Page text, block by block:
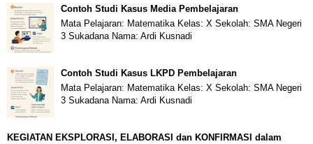
Contoh Studi Kasus Media Pembelajaran
Mata Pelajaran: Matematika Kelas: X Sekolah: SMA Negeri
3 Sukadana Nama: Ardi Kusnadi
Contoh Studi Kasus LKPD Pembelajaran
Mata Pelajaran: Matematika Kelas: X Sekolah: SMA Negeri
3 Sukadana Nama: Ardi Kusnadi
KEGIATAN EKSPLORASI, ELABORASI dan KONFIRMASI dalam